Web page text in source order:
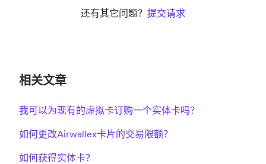
还有其它问题？ 提交请求
相关文章
我可以为现有的虚拟卡订购一个实体卡吗？
如何更改Airwallex卡片的交易限额？
如何获得实体卡？